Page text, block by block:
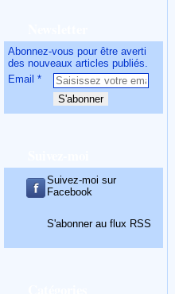
Abonnez-vous pour être averti
des nouveaux articles publiés.
Email
Suivez-moi sur
Facebook
S'abonner au flux RSS